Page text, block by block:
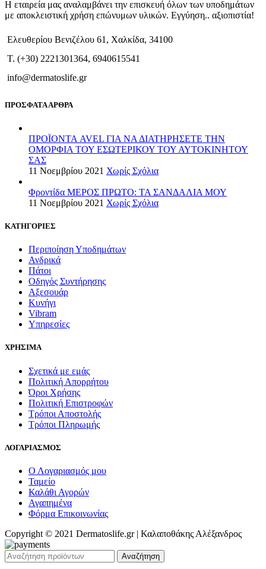
Η εταιρεία μας αναλαμβάνει την επισκευή όλων των υποδημάτων
με αποκλειστική χρήση επώνυμων υλικών. Εγγύηση.. αξιοπιστία!
Ελευθερίου Βενιζέλου 61, Χαλκίδα, 34100
T. (+30) 2221301364, 6940615541
info@dermatoslife.gr
ΠΡΟΣΦΑΤΑ ΑΡΘΡΑ
ΠΡΟΪΟΝΤΑ AVEL ΓΙΑ ΝΑ ΔΙΑΤΗΡΗΣΕΤΕ ΤΗΝ
ΟΜΟΡΦΙΑ ΤΟΥ ΕΣΩΤΕΡΙΚΟΥ ΤΟΥ ΑΥΤΟΚΙΝΗΤΟΥ
ΣΑΣ
11 Νοεμβρίου 2021 Χωρίς Σχόλια
Φροντίδα ΜΕΡΟΣ ΠΡΩΤΟ: ΤΑ ΣΑΝΔΑΛΙΑ ΜΟΥ
11 Νοεμβρίου 2021 Χωρίς Σχόλια
ΚΑΤΗΓΟΡΙΕΣ
Περιποίηση Υποδημάτων
Ανδρικά
Πάτοι
Οδηγός Συντήρησης
Αξεσουάρ
Κυνήγι
Vibram
Υπηρεσίες
ΧΡΗΣΙΜΑ
Σχετικά με εμάς
Πολιτική Απορρήτου
Όροι Χρήσης
Πολιτική Επιστροφών
Τρόποι Αποστολής
Τρόποι Πληρωμής
ΛΟΓΑΡΙΑΣΜΟΣ
Ο Λογαριασμός μου
Ταμείο
Καλάθι Αγορών
Αγαπημένα
Φόρμα Επικοινωνίας
Copyright © 2021 Dermatoslife.gr | Καλαποθάκης Αλέξανδρος
Αναζήτηση